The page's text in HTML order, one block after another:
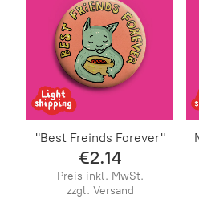
"Best Freinds Forever"
€2.14
Preis inkl. MwSt.
zzgl. Versand